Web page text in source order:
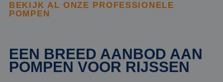
BEKIJK AL ONZE PROFESSIONELE
POMPEN
EEN BREED AANBOD AAN
POMPEN VOOR RIJSSEN